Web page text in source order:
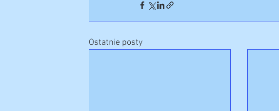
Ostatnie posty